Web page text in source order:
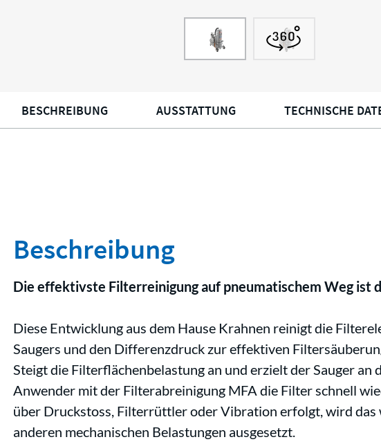
BESCHREIBUNG AUSSTATTUNG TECHNISCHE
Beschreibung
Die effektivste Filterreinigung auf pneumatischem Weg ist
Diese Entwicklung aus dem Hause Krahnen reinigt die
Saugers und den Differenzdruck zur effektiven
Steigt die Filterflächenbelastung an und erzielt der Sauger
Anwender mit der Filterabreinigung MFA die Filter schnell
über Druckstoss, Filterrüttler oder Vibration erfolgt, wird das
anderen mechanischen Belastungen ausgesetzt.